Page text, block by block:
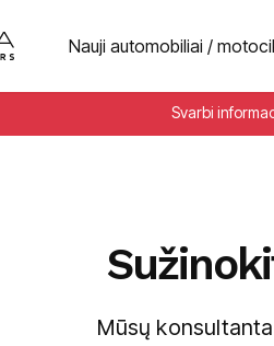
Nauji automobiliai /
Svarbi
Mūsų